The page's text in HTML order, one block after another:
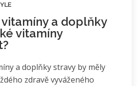
vitamíny a doplňky
vitamíny
a doplňky stravy by měly
zdravě vyváženého